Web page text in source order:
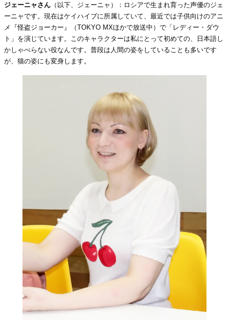
ジェーニャさん （以下、ジェーニャ）：ロシアで生まれ育った声優のジェ
ーニャです。現在はケイハイブに所属していて、最近では子供向けのアニ
メ『怪盗ジョーカー』（TOKYO MXほかで放送中）で「レディー・ダウ
ト」を演じています。このキャラクターは私にとって初めての、日本語し
かしゃべらない役なんです。普段は人間の姿をしていることも多いです
が、猫の姿にも変身します。